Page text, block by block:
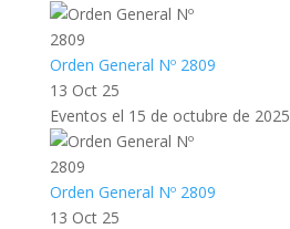
Orden General Nº 2809
13 Oct 25
Eventos el 15 de octubre de 2025
Orden General Nº 2809
13 Oct 25